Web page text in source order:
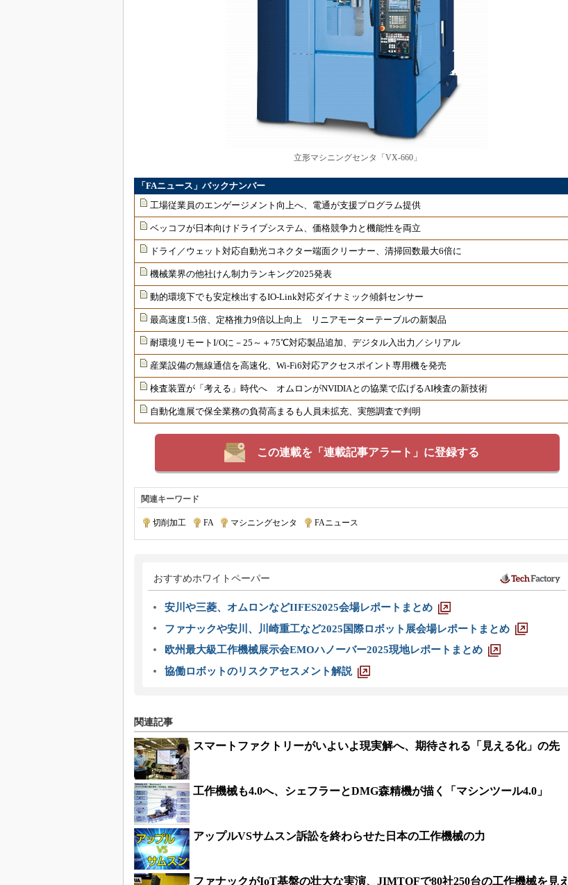
立形マシニングセンタ「VX-660」
「FAニュース」バックナンバー
工場従業員のエンゲージメント向上へ、電通が支援プログラム提供
ベッコフが日本向けドライブシステム、価格競争力と機能性を両立
ドライ／ウェット対応自動光コネクター端面クリーナー、清掃回数最大6倍に
機械業界の他社けん制力ランキング2025発表
動的環境下でも安定検出するIO-Link対応ダイナミック傾斜センサー
最高速度1.5倍、定格推力9倍以上向上 リニアモーターテーブルの新製品
耐環境リモートI/Oに－25～＋75℃対応製品追加、デジタル入出力／シリアル
産業設備の無線通信を高速化、Wi-Fi6対応アクセスポイント専用機を発売
検査装置が「考える」時代へ オムロンがNVIDIAとの協業で広げるAI検査の新技術
自動化進展で保全業務の負荷高まるも人員未拡充、実態調査で判明
この連載を「連載記事アラート」に登録する
関連キーワード
切削加工 FA| マシニングセンタ FAニュース
おすすめホワイトペーパー
安川や三菱、オムロンなどIIFES2025会場レポートまとめ
ファナックや安川、川崎重工など2025国際ロボット展会場レポートまとめ
欧州最大級工作機械展示会EMOハノーバー2025現地レポートまとめ
協働ロボットのリスクアセスメント解説
関連記事
スマートファクトリーがいよいよ現実解へ、期待される「見える化」の先
工作機械も4.0へ、シェフラーとDMG森精機が描く「マシンツール4.0」
アップルVSサムスン訴訟を終わらせた日本の工作機械の力
ファナックがIoT基盤の壮大な実演、JIMTOFで80社250台の工作機械を見え